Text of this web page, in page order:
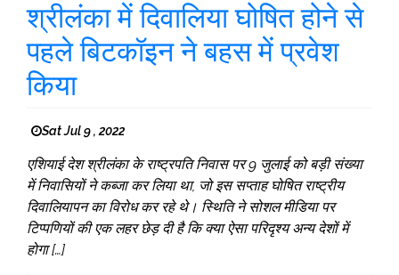
श्रीलंका में दिवालिया घोषित होने से
पहले बिटकॉइन ने बहस में प्रवेश
किया
Sat Jul 9 , 2022
एशियाई देश श्रीलंका के राष्ट्रपति निवास पर 9 जुलाई को बड़ी संख्या
में निवासियों ने कब्जा कर लिया था, जो इस सप्ताह घोषित राष्ट्रीय
दिवालियापन का विरोध कर रहे थे। स्थिति ने सोशल मीडिया पर
टिप्पणियों की एक लहर छेड़ दी है कि क्या ऐसा परिदृश्य अन्य देशों में
होगा […]